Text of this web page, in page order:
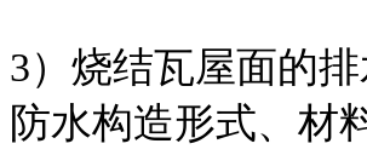
3）烧结瓦屋面的
防水构造形式、材